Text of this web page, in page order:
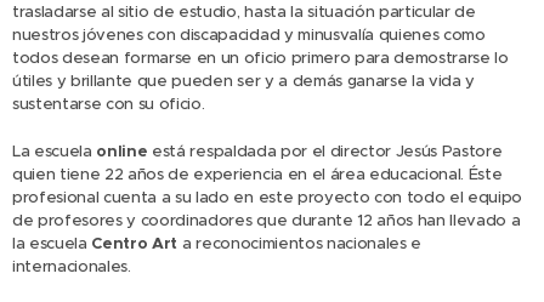
trasladarse al sitio de estudio, hasta la situación particular de
nuestros jóvenes con discapacidad y minusvalía quienes como
todos desean formarse en un oficio primero para demostrarse lo
útiles y brillante que pueden ser y a demás ganarse la vida y
sustentarse con su oficio.
La escuela online está respaldada por el director Jesús Pastore
quien tiene 22 años de experiencia en el área educacional. Éste
profesional cuenta a su lado en este proyecto con todo el equipo
de profesores y coordinadores que durante 12 años han llevado a
la escuela Centro Art a reconocimientos nacionales e
internacionales.